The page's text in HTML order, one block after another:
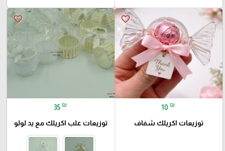
favorite_border
10 ₪
توزيعات اكريلك شفاف
favorite_border
35 ₪
توزيعات علب اكريلك مع يد لولو